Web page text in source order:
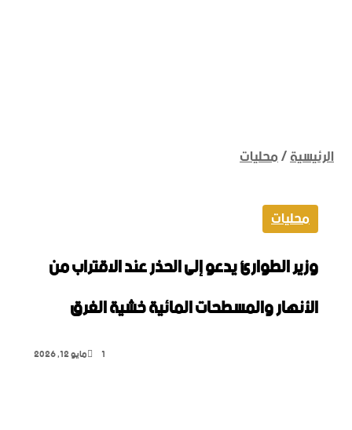
الرئيسية/محليات
محليات
وزير الطوارئ يدعو إلى الحذر عند الاقتراب من
الأنهار ‏والمسطحات المائية خشية الغرق
مايو 12, 2026 1